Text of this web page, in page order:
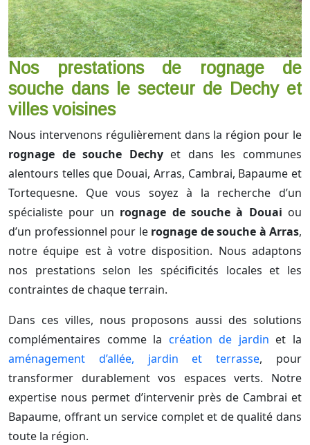
Nos prestations de rognage de
souche dans le secteur de Dechy et
villes voisines
Nous intervenons régulièrement dans la région pour le
rognage de souche Dechyet dans les communes
alentours telles que Douai, Arras, Cambrai, Bapaume et
Tortequesne. Que vous soyez à la recherche d’un
spécialiste pour un rognage de souche à Douai ou
d’un professionnel pour le rognage de souche à Arras,
notre équipe est à votre disposition. Nous adaptons
nos prestations selon les spécificités locales et les
contraintes de chaque terrain.
Dans ces villes, nous proposons aussi des solutions
complémentaires comme la création de jardin et la
aménagement d’allée, jardin et terrasse, pour
transformer durablement vos espaces verts. Notre
expertise nous permet d’intervenir près de Cambrai et
Bapaume, offrant un service complet et de qualité dans
toute la région.